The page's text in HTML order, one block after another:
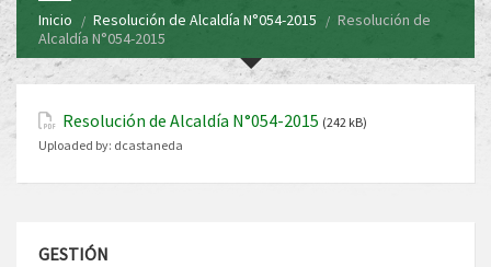
Inicio Resolución de Alcaldía N°054-2015
Resolución de
Alcaldía N°054-2015
Resolución de Alcaldía N°054-2015 (242 kB)
Uploaded by: dcastaneda
GESTIÓN